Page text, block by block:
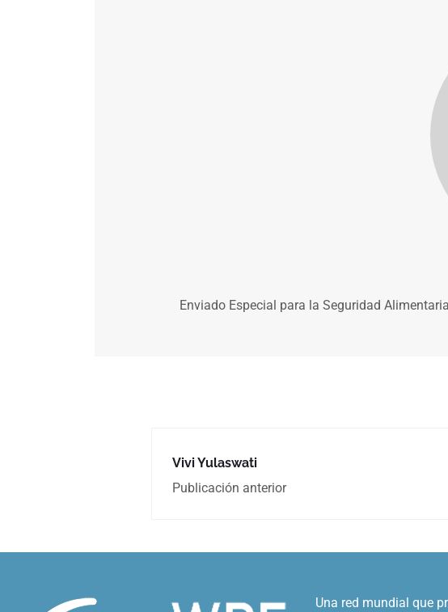
Enviado Especial para la Seguridad
Vivi Yulaswati
Publicación anterior
Una red mundial que